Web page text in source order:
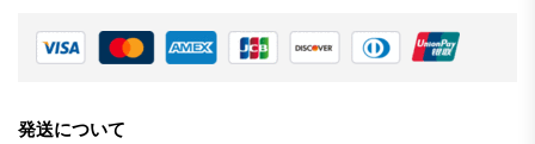
発送について